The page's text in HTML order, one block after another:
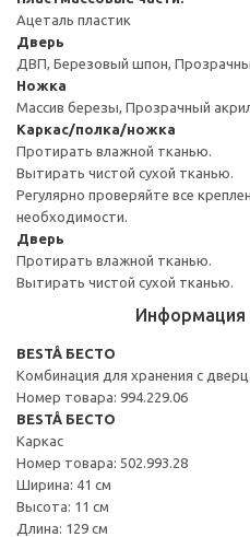
Ацеталь пластик
Дверь
ДВП, Березовый шпон,
Ножка
Массив березы, Прозрачный
Каркас/полка/ножка
Протирать влажной тканью.
Вытирать чистой сухой тканью.
Регулярно проверяйте все
необходимости.
Дверь
Протирать влажной тканью.
Вытирать чистой сухой тканью.
Информация
BESTÅ БЕСТО
Комбинация для хранения с
Номер товара: 994.229.06
BESTÅ БЕСТО
Каркас
Номер товара: 502.993.28
Ширина: 41 см
Высота: 11 см
Длина: 129 см